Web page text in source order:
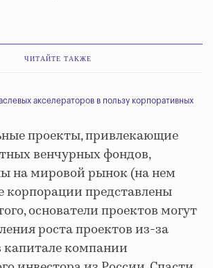
ЧИТАЙТЕ ТАКЖЕ
акселераторов в пользу корпоративных
проекты, привлекающие
венчурных фондов,
на мировой рынок (на нем
корпорации представлены
основатели проектов могут
роста проектов из-за
капитале компании